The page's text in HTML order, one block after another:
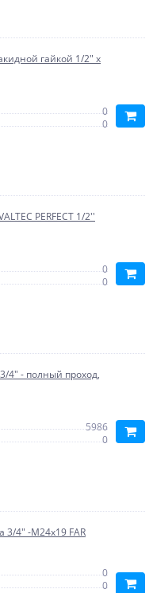
гайкой 1/2" x
0
0
PERFECT 1/2''
0
0
4" - полный проход,
5986
0
3/4" -М24х19 FAR
0
0